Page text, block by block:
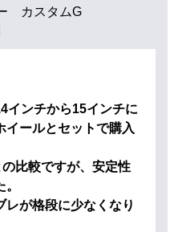
カスタムG
インチから15インチに
イールとセットで購入
比較ですが、安定性
レが格段に少なくなり